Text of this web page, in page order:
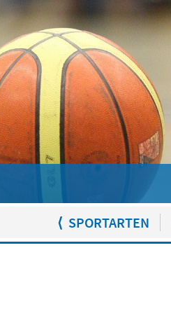
⟨ SPORTARTEN